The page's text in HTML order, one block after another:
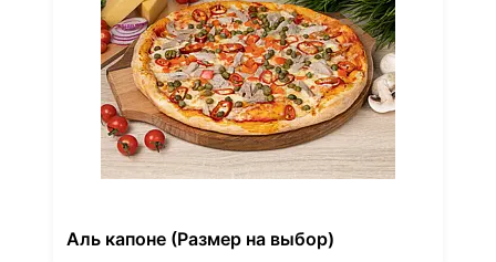
Аль капоне (Размер на выбор)